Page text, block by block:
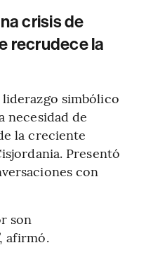
crisis de
recrudece la
simbólico
necesidad de
la creciente
Presentó
con
son
afirmó.